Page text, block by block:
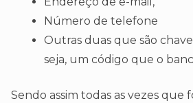
Número de telefone
Outras duas que são
seja, um código que o
Sendo assim todas as vezes que